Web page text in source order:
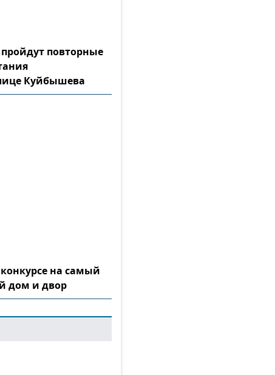
пройдут повторные
Куйбышева
на самый
дом и двор